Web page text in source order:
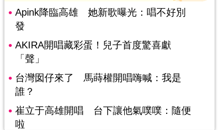
Apink降臨高雄 她新歌曝光：唱不好別
發
AKIRA開唱藏彩蛋！兒子首度驚喜獻
「聲」
台灣囡仔來了 馬蒔權開唱嗨喊：我是
誰？
崔立于高雄開唱 台下讓他氣噗噗：隨便
啦